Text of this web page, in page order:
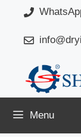
contenu
Menu